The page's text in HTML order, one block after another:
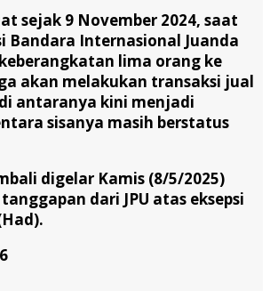
sejak 9 November 2024, saat
Bandara Internasional Juanda
lima orang ke
akan melakukan transaksi jual
antaranya kini menjadi
sisanya masih berstatus
digelar Kamis (8/5/2025)
dari JPU atas eksepsi